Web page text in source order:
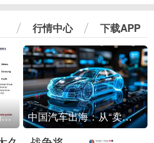
行情中心 下载APP
苹果拿下高端手机市场65%的份额：iPhone 17系列功不可没 中国汽车出海：从“卖出去”到“走进去”